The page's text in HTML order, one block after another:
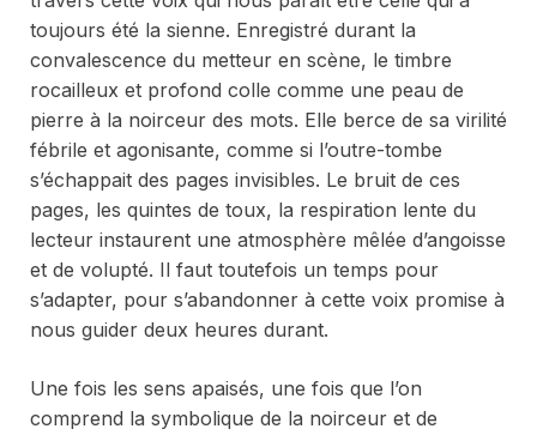
toujours été la sienne. Enregistré durant la
convalescence du metteur en scène, le timbre
rocailleux et profond colle comme une peau de
pierre à la noirceur des mots. Elle berce de sa virilité
fébrile et agonisante, comme si l’outre-tombe
s’échappait des pages invisibles. Le bruit de ces
pages, les quintes de toux, la respiration lente du
lecteur instaurent une atmosphère mêlée d’angoisse
et de volupté. Il faut toutefois un temps pour
s’adapter, pour s’abandonner à cette voix promise à
nous guider deux heures durant.
Une fois les sens apaisés, une fois que l’on
comprend la symbolique de la noirceur et de